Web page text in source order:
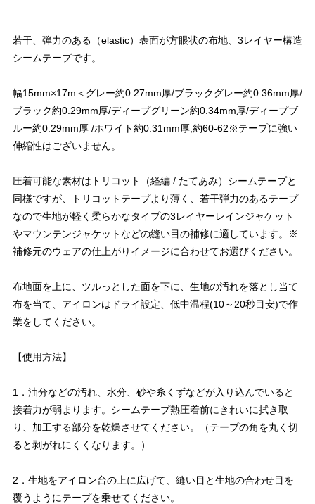
若干、弾力のある（elastic）表面が方眼状の布地、3レイヤー構造
シームテープです。
幅15mm×17m＜グレー約0.27mm厚/ブラックグレー約0.36mm厚/
ブラック約0.29mm厚/ディープグリーン約0.34mm厚/ディープブ
ルー約0.29mm厚 /ホワイト約0.31mm厚,約60-62※テープに強い
伸縮性はございません。
圧着可能な素材はトリコット（経編 / たてあみ）シームテープと
同様ですが、トリコットテープより薄く、若干弾力のあるテープ
なので生地が軽く柔らかなタイプの3レイヤーレインジャケット
やマウンテンジャケットなどの縫い目の補修に適しています。※
補修元のウェアの仕上がりイメージに合わせてお選びください。
布地面を上に、ツルっとした面を下に、生地の汚れを落とし当て
布を当て、アイロンはドライ設定、低中温程(10～20秒目安)で作
業をしてください。
【使用方法】
1．油分などの汚れ、水分、砂や糸くずなどが入り込んでいると
接着力が弱まります。シームテープ熱圧着前にきれいに拭き取
り、加工する部分を乾燥させてください。（テープの角を丸く切
ると剥がれにくくなります。）
2．生地をアイロン台の上に広げて、縫い目と生地の合わせ目を
覆うようにテープを乗せてください。